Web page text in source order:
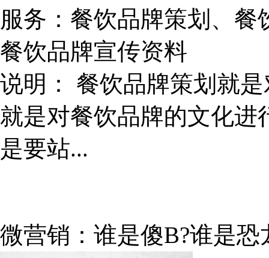
服务： 餐饮品牌策划、餐
餐饮品牌宣传资料
说明：
餐饮品牌策划就
就是对餐饮品牌的文化进
是要站...
微营销：谁是傻B?谁是恐